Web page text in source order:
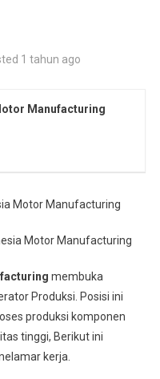
1 tahun ago
Manufacturing
Motor Manufacturing
Motor Manufacturing
membuka
Produksi. Posisi ini
produksi komponen
tinggi, Berikut ini
kerja.